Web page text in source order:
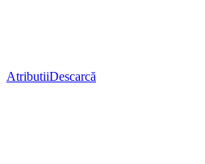
AtributiiDescarcă